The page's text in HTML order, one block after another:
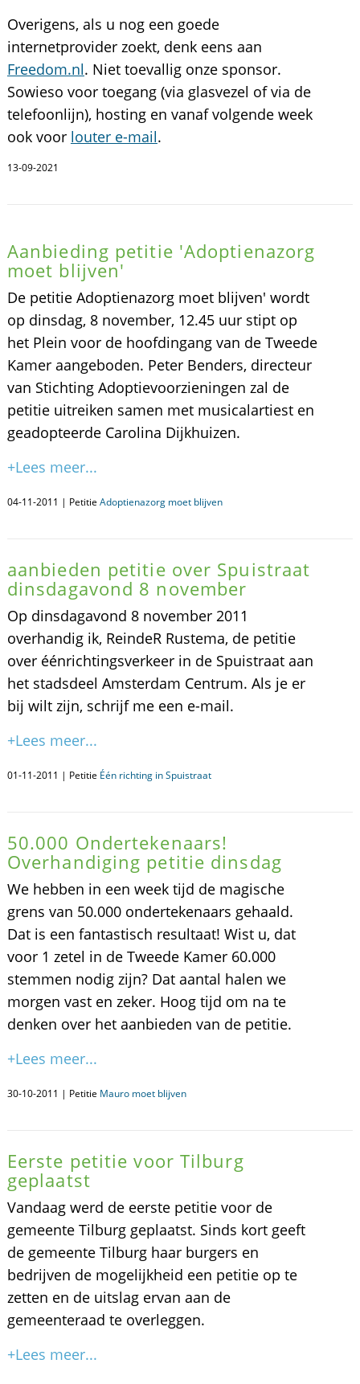
Overigens, als u nog een goede
internetprovider zoekt, denk eens aan
Freedom.nl. Niet toevallig onze sponsor.
Sowieso voor toegang (via glasvezel of via de
telefoonlijn), hosting en vanaf volgende week
ook voor louter e-mail.
13-09-2021
Aanbieding petitie 'Adoptienazorg
moet blijven'
De petitie Adoptienazorg moet blijven' wordt
op dinsdag, 8 november, 12.45 uur stipt op
het Plein voor de hoofdingang van de Tweede
Kamer aangeboden. Peter Benders, directeur
van Stichting Adoptievoorzieningen zal de
petitie uitreiken samen met musicalartiest en
geadopteerde Carolina Dijkhuizen.
+Lees meer...
04-11-2011 | Petitie Adoptienazorg moet blijven
aanbieden petitie over Spuistraat
dinsdagavond 8 november
Op dinsdagavond 8 november 2011
overhandig ik, ReindeR Rustema, de petitie
over éénrichtingsverkeer in de Spuistraat aan
het stadsdeel Amsterdam Centrum. Als je er
bij wilt zijn, schrijf me een e-mail.
+Lees meer...
01-11-2011 | Petitie Één richting in Spuistraat
50.000 Ondertekenaars!
Overhandiging petitie dinsdag
We hebben in een week tijd de magische
grens van 50.000 ondertekenaars gehaald.
Dat is een fantastisch resultaat! Wist u, dat
voor 1 zetel in de Tweede Kamer 60.000
stemmen nodig zijn? Dat aantal halen we
morgen vast en zeker. Hoog tijd om na te
denken over het aanbieden van de petitie.
+Lees meer...
30-10-2011 | Petitie Mauro moet blijven
Eerste petitie voor Tilburg
geplaatst
Vandaag werd de eerste petitie voor de
gemeente Tilburg geplaatst. Sinds kort geeft
de gemeente Tilburg haar burgers en
bedrijven de mogelijkheid een petitie op te
zetten en de uitslag ervan aan de
gemeenteraad te overleggen.
+Lees meer...